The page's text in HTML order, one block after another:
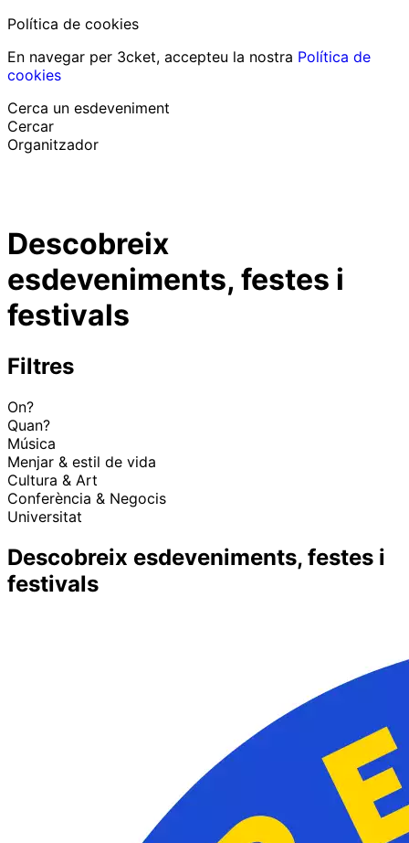
Política de cookies
En navegar per 3cket, accepteu la nostra Política de
cookies
Cerca un esdeveniment
Cercar
Organitzador
Suport al participantHe perdut la meva entrada
Login Promoure esdeveniment
Descobreix
esdeveniments, festes i
festivals
Filtres
On?
Quan?
Música
Menjar & estil de vida
Cultura & Art
Conferència & Negocis
Universitat
Descobreix esdeveniments, festes i
festivals